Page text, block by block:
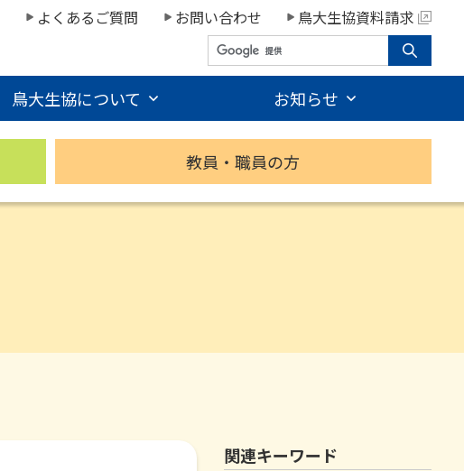
よくあるご質問 お問い合わせ 鳥大生協資料請求
鳥大生協について お知らせ
教員・職員の方
関連キーワード